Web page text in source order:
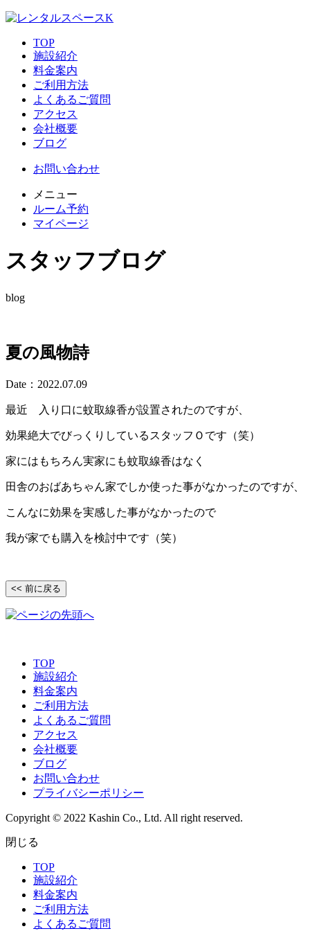
TOP
施設紹介
料金案内
ご利用方法
よくあるご質問
アクセス
会社概要
ブログ
お問い合わせ
メニュー
ルーム予約
マイページ
スタッフブログ
blog
夏の風物詩
Date：2022.07.09
最近 入り口に蚊取線香が設置されたのですが、
効果絶大でびっくりしているスタッフＯです（笑）
家にはもちろん実家にも蚊取線香はなく
田舎のおばあちゃん家でしか使った事がなかったのですが、
こんなに効果を実感した事がなかったので
我が家でも購入を検討中です（笑）
<< 前に戻る
TOP
施設紹介
料金案内
ご利用方法
よくあるご質問
アクセス
会社概要
ブログ
お問い合わせ
プライバシーポリシー
Copyright © 2022 Kashin Co., Ltd. All right reserved.
閉じる
TOP
施設紹介
料金案内
ご利用方法
よくあるご質問